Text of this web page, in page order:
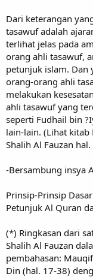
Dari keterangan
tasawuf adalah
terlihat jelas pada
orang ahli tasawuf,
petunjuk islam. Dan
orang-orang ahli
melakukan
ahli tasawuf yang
seperti Fudhail bin
lain-lain. (Lihat kitab
Shalih Al Fauzan hal.
-Bersambung insya
Prinsip-Prinsip
Petunjuk Al Quran
(*) Ringkasan dari
Shalih Al Fauzan
pembahasan:
Din (hal. 17-38)